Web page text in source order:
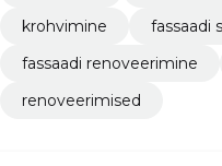
krohvimine
fassaadi
fassaadi renoveerimine
renoveerimised